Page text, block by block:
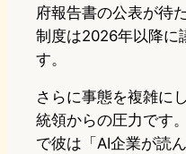
府報告書の公表が待
制度は2026年以降に
す。
さらに事態を複雑に
統領からの圧力です
で彼は「AI企業が読